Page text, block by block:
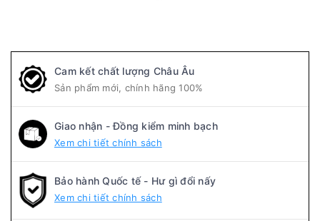
Cam kết chất lượng Châu Âu
Sản phẩm mới, chính hãng 100%
Giao nhận - Đồng kiểm minh bạch
Xem chi tiết chính sách
Bảo hành Quốc tế - Hư gì đổi nấy
Xem chi tiết chính sách